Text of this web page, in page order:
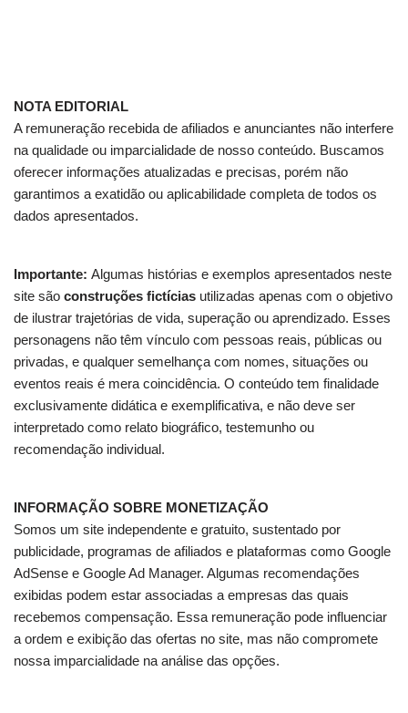
NOTA EDITORIAL
A remuneração recebida de afiliados e anunciantes não interfere
na qualidade ou imparcialidade de nosso conteúdo. Buscamos
oferecer informações atualizadas e precisas, porém não
garantimos a exatidão ou aplicabilidade completa de todos os
dados apresentados.
Importante: Algumas histórias e exemplos apresentados neste
site são construções fictícias utilizadas apenas com o objetivo
de ilustrar trajetórias de vida, superação ou aprendizado. Esses
personagens não têm vínculo com pessoas reais, públicas ou
privadas, e qualquer semelhança com nomes, situações ou
eventos reais é mera coincidência. O conteúdo tem finalidade
exclusivamente didática e exemplificativa, e não deve ser
interpretado como relato biográfico, testemunho ou
recomendação individual.
INFORMAÇÃO SOBRE MONETIZAÇÃO
Somos um site independente e gratuito, sustentado por
publicidade, programas de afiliados e plataformas como Google
AdSense e Google Ad Manager. Algumas recomendações
exibidas podem estar associadas a empresas das quais
recebemos compensação. Essa remuneração pode influenciar
a ordem e exibição das ofertas no site, mas não compromete
nossa imparcialidade na análise das opções.